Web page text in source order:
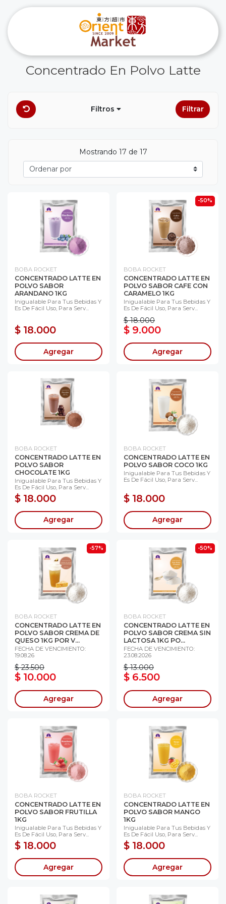
Concentrado En Polvo Latte
Filtros Filtrar
Mostrando 17 de 17
BOBA ROCKET
CONCENTRADO LATTE EN
POLVO SABOR
ARANDANO 1KG
Inigualable Para Tus Bebidas Y
Es De Fácil Uso, Para Serv...
$ 18.000
Agregar
-50%
BOBA ROCKET
CONCENTRADO LATTE EN
POLVO SABOR CAFE CON
CARAMELO 1KG
Inigualable Para Tus Bebidas Y
Es De Fácil Uso, Para Serv...
$ 18.000
$ 9.000
Agregar
BOBA ROCKET
CONCENTRADO LATTE EN
POLVO SABOR
CHOCOLATE 1KG
Inigualable Para Tus Bebidas Y
Es De Fácil Uso, Para Serv...
$ 18.000
Agregar
BOBA ROCKET
CONCENTRADO LATTE EN
POLVO SABOR COCO 1KG
Inigualable Para Tus Bebidas Y
Es De Fácil Uso, Para Serv...
$ 18.000
Agregar
-57%
BOBA ROCKET
CONCENTRADO LATTE EN
POLVO SABOR CREMA DE
QUESO 1KG POR V...
FECHA DE VENCIMIENTO:
19.08.26
$ 23.500
$ 10.000
Agregar
-50%
BOBA ROCKET
CONCENTRADO LATTE EN
POLVO SABOR CREMA SIN
LACTOSA 1KG PO...
FECHA DE VENCIMIENTO:
23.08.2026
$ 13.000
$ 6.500
Agregar
BOBA ROCKET
CONCENTRADO LATTE EN
POLVO SABOR FRUTILLA
1KG
Inigualable Para Tus Bebidas Y
Es De Fácil Uso, Para Serv...
$ 18.000
Agregar
BOBA ROCKET
CONCENTRADO LATTE EN
POLVO SABOR MANGO
1KG
Inigualable Para Tus Bebidas Y
Es De Fácil Uso, Para Serv...
$ 18.000
Agregar